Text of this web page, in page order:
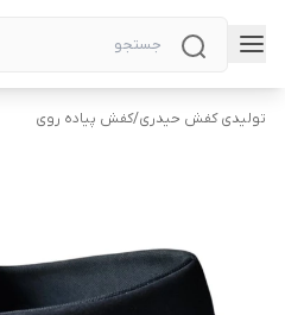
تولیدی کفش حیدری/کفش پیاده روی